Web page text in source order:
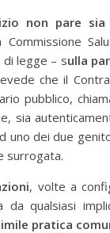
non pare sia
Commissione
legge – sulla
che il
pubblico,
sia
uno dei due
surrogata.
, volte a
qualsiasi
pratica